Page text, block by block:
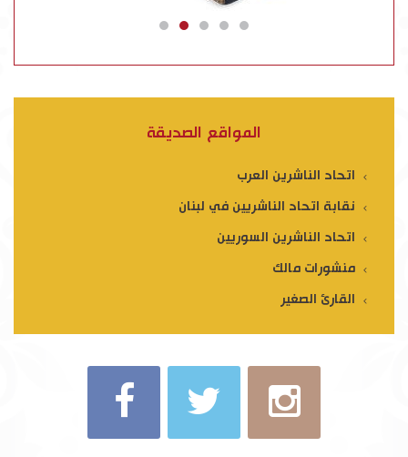
المواقع الصديقة
اتحاد الناشرين العرب
نقابة اتحاد الناشريين في لبنان
اتحاد الناشرين السوريين
منشورات مالك
القارئ الصغير